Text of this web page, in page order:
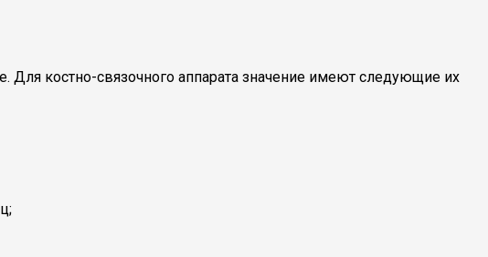
костно-связочного аппарата значение имеют следующие их